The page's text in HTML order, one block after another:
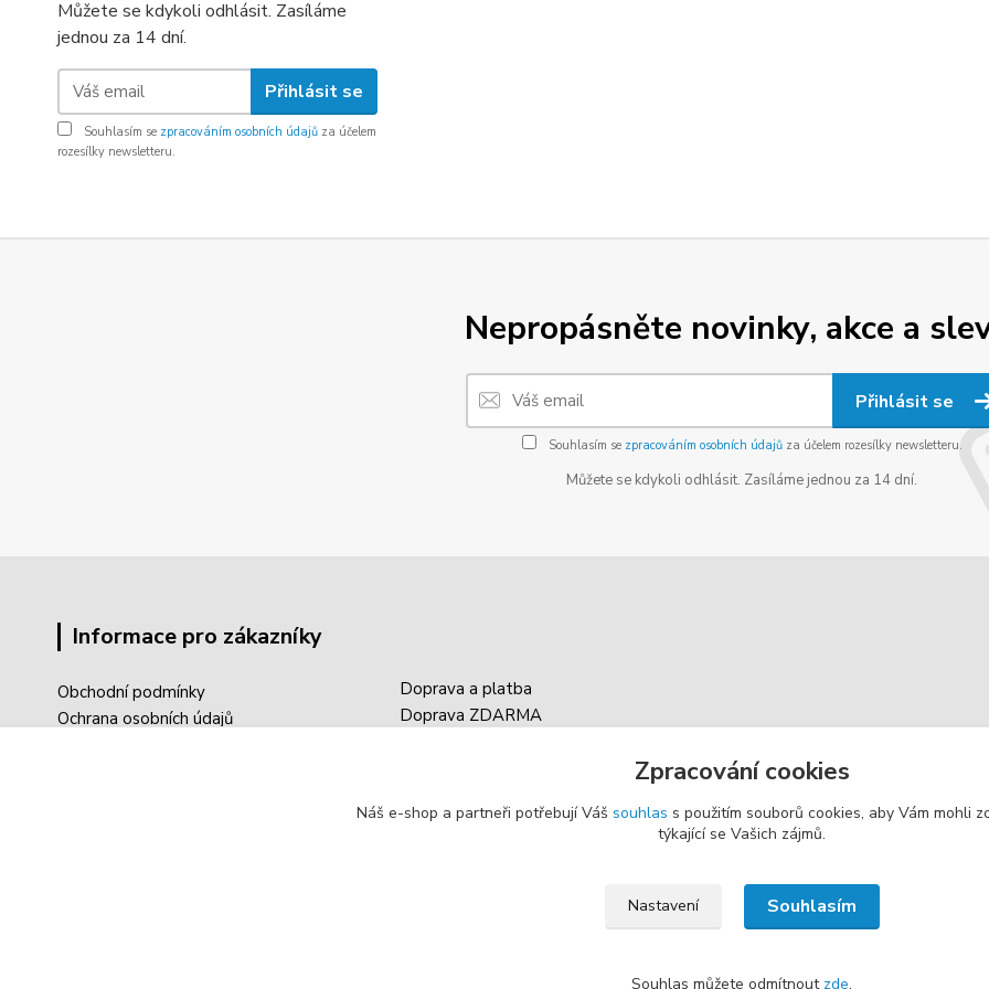
Můžete se kdykoli odhlásit. Zasíláme
jednou za 14 dní.
Přihlásit se
Souhlasím se zpracováním osobních údajů za účelem
rozesílky newsletteru.
Nepropásněte novinky, akce a
Přihlásit se
Souhlasím se zpracováním osobních údajůza účelem rozesílky newsletteru.
Můžete se kdykoli odhlásit. Zasíláme jednou za 14 dní.
Informace pro zákazníky
Obchodní podmínky
Ochrana osobních údajů
Doprava a platba
Doprava ZDARMA
Zpracování cookies
Náš e-shop a partneři potřebují Váš souhlas s použitím souborů cookies, aby Vám mohli
týkající se Vašich zájmů.
Nastavení Souhlasím
Souhlas můžete odmítnout zde.